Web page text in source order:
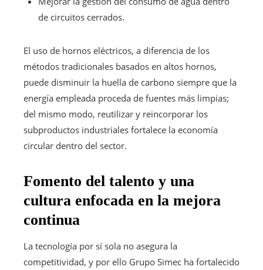
de circuitos cerrados.
El uso de hornos eléctricos, a diferencia de los
métodos tradicionales basados en altos hornos,
puede disminuir la huella de carbono siempre que la
energía empleada proceda de fuentes más limpias;
del mismo modo, reutilizar y reincorporar los
subproductos industriales fortalece la economía
circular dentro del sector.
Fomento del talento y una
cultura enfocada en la mejora
continua
La tecnología por sí sola no asegura la
competitividad, y por ello Grupo Simec ha fortalecido